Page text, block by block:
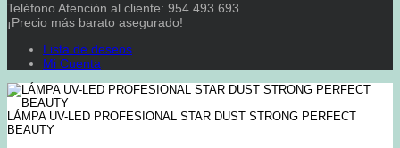
Teléfono Atención al cliente: 954 493 693
¡Precio más barato asegurado!
Lista de deseos
Mi Cuenta
LÁMPA UV-LED PROFESIONAL STAR DUST STRONG PERFECT
BEAUTY